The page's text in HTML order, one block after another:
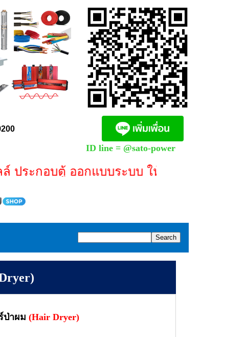
ID line = @sato-power
กอบตู้ ออกแบบระบบ ให้คำปรึกษา **
ป่าผม (Hair Dryer)